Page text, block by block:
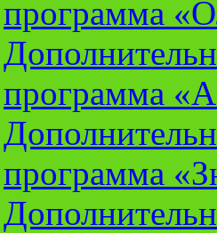
программа
программа
программа